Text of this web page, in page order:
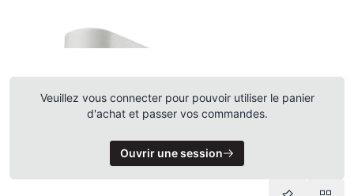
Veuillez vous connecter pour pouvoir utiliser le panier
d'achat et passer vos commandes.
Ouvrir une session